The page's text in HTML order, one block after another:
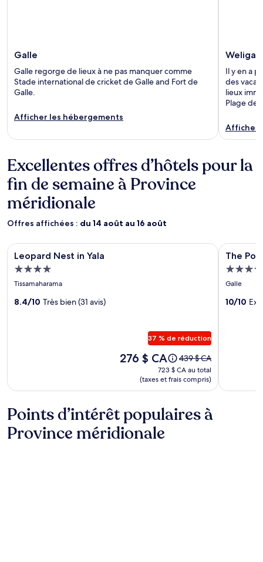
Galle
Galle regorge de lieux à ne pas manquer comme
Stade international de cricket de Galle and Fort de
Galle.
Afficher les hébergements
Il y en a
des
lieux
Plage de
Afficher
Excellentes offres d’hôtels pour la
fin de semaine à Province
méridionale
Offres affichées : du 14 août au 16 août
Galerie
d’images
pour
l’hébergement
Leopard
Leopard Nest in Yala
Hébergement
4.0 étoile
Tissamaharama
8.4/10 Très bien (31 avis)
37 % de réduction
Le
276 $ CA
Le
prix
était
de 439 $ CA,
plus
de
439 $ CA
723 $ CA
au total
723 $ CA au total
(taxes et frais compris)
Leopard Nest in Yala
Galerie
pour
The
The
5.0
Galle
10/10
The
Points d’intérêt populaires à
Province méridionale